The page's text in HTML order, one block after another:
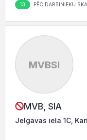
13 PĒC DARBINIEKU
MVBSI
MVB, SIA
Jelgavas iela 1C,